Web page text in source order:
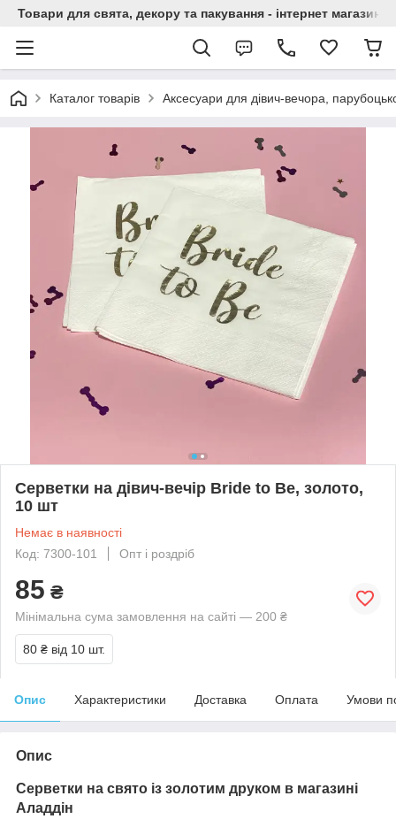
Товари для свята, декору та пакування - інтернет магазин
Каталог товарів Аксесуари для дівич-вечора,
Серветки на дівич-вечір Bride to Be, золото,
10 шт
Немає в наявності
Код: 7300-101
Опт і роздріб
85 ₴
Мінімальна сума замовлення на сайті — 200 ₴
80 ₴ від 10 шт.
Опис Характеристики Доставка Оплата Умови
Опис
Серветки на свято із золотим друком в магазині
Аладдін